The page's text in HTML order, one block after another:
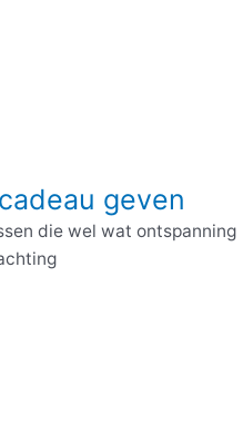
geven
die wel wat ontspanning